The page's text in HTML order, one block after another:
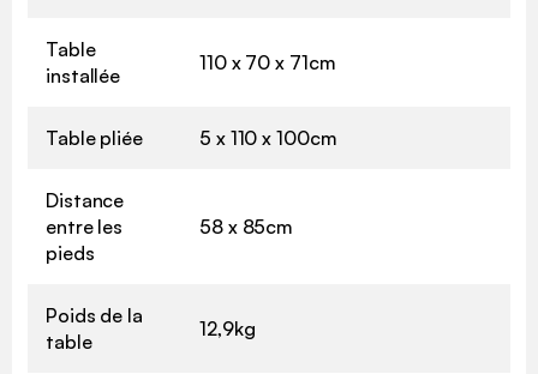
Table
installée
110 x 70 x 71cm
Table pliée 5 x 110 x 100cm
Distance
entre les
pieds
58 x 85cm
Poids de la
table
12,9kg